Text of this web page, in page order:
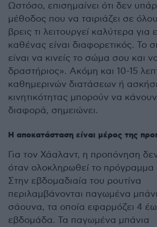
Ωστόσο, επισημαίνει ότι δεν
μέθοδος που να ταιριάζει σε
βρεις τι λειτουργεί καλύτερα για
καθένας είναι διαφορετικός. Το
είναι να κινείς το σώμα σου και
δραστήριος». Ακόμη και 10-15
καθημερινών διατάσεων ή
κινητικότητας μπορούν να
διαφορά, σημειώνει.
Η αποκατάσταση είναι μέρος της
Για τον Χάαλαντ, η προπόνηση δεν
όταν ολοκληρωθεί το πρόγραμμα
Στην εβδομαδιαία του ρουτίνα
περιλαμβάνονται παγωμένα
σάουνα, τα οποία εφαρμόζει 4
εβδομάδα. Τα παγωμένα μπάνια